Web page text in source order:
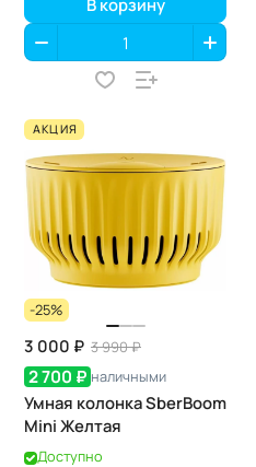
АКЦИЯ
-25%
3 000 ₽ 3 990 ₽
2 700 ₽ наличными
Умная колонка SberBoom
Mini Желтая
Доступно